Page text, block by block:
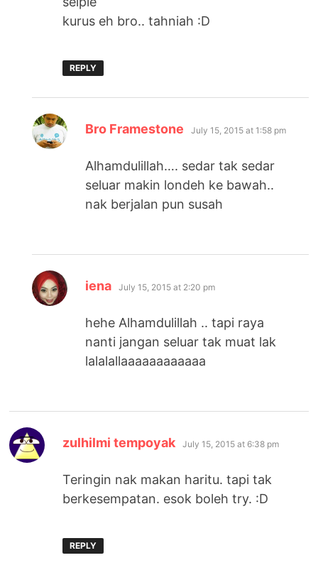
kurus eh bro.. tahniah :D
REPLY
Bro Framestone says:
July 15, 2015 at 1:58 pm
Alhamdulillah…. sedar tak sedar
seluar makin londeh ke bawah..
nak berjalan pun susah
iena says:
July 15, 2015 at 2:20 pm
hehe Alhamdulillah .. tapi raya
nanti jangan seluar tak muat lak
lalalallaaaaaaaaaaaa
zulhilmi tempoyak says:
July 15, 2015 at 6:38 pm
Teringin nak makan haritu. tapi tak
berkesempatan. esok boleh try. :D
REPLY